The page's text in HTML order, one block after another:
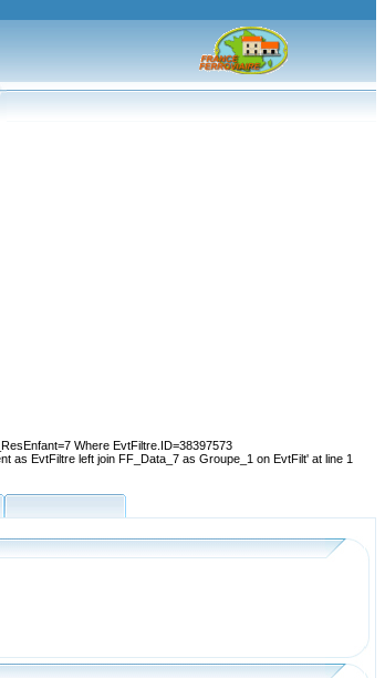
Where EvtFiltre.ID=38397573
EvtFiltre left join FF_Data_7 as Groupe_1 on EvtFilt' at line 1